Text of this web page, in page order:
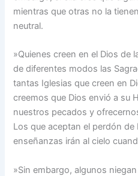
mientras que otras no la
neutral.
»Quienes creen en el Dios de
de diferentes modos las
tantas Iglesias que creen en
creemos que Dios envió a su
nuestros pecados y
Los que aceptan el perdón
enseñanzas irán al cielo
»Sin embargo, algunos